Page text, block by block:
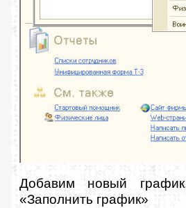
Добавим новый
«Заполнить график»